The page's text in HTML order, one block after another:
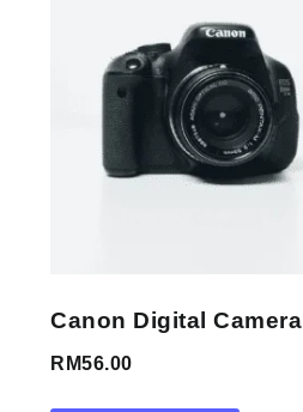
Canon Digital Camera
RM56.00